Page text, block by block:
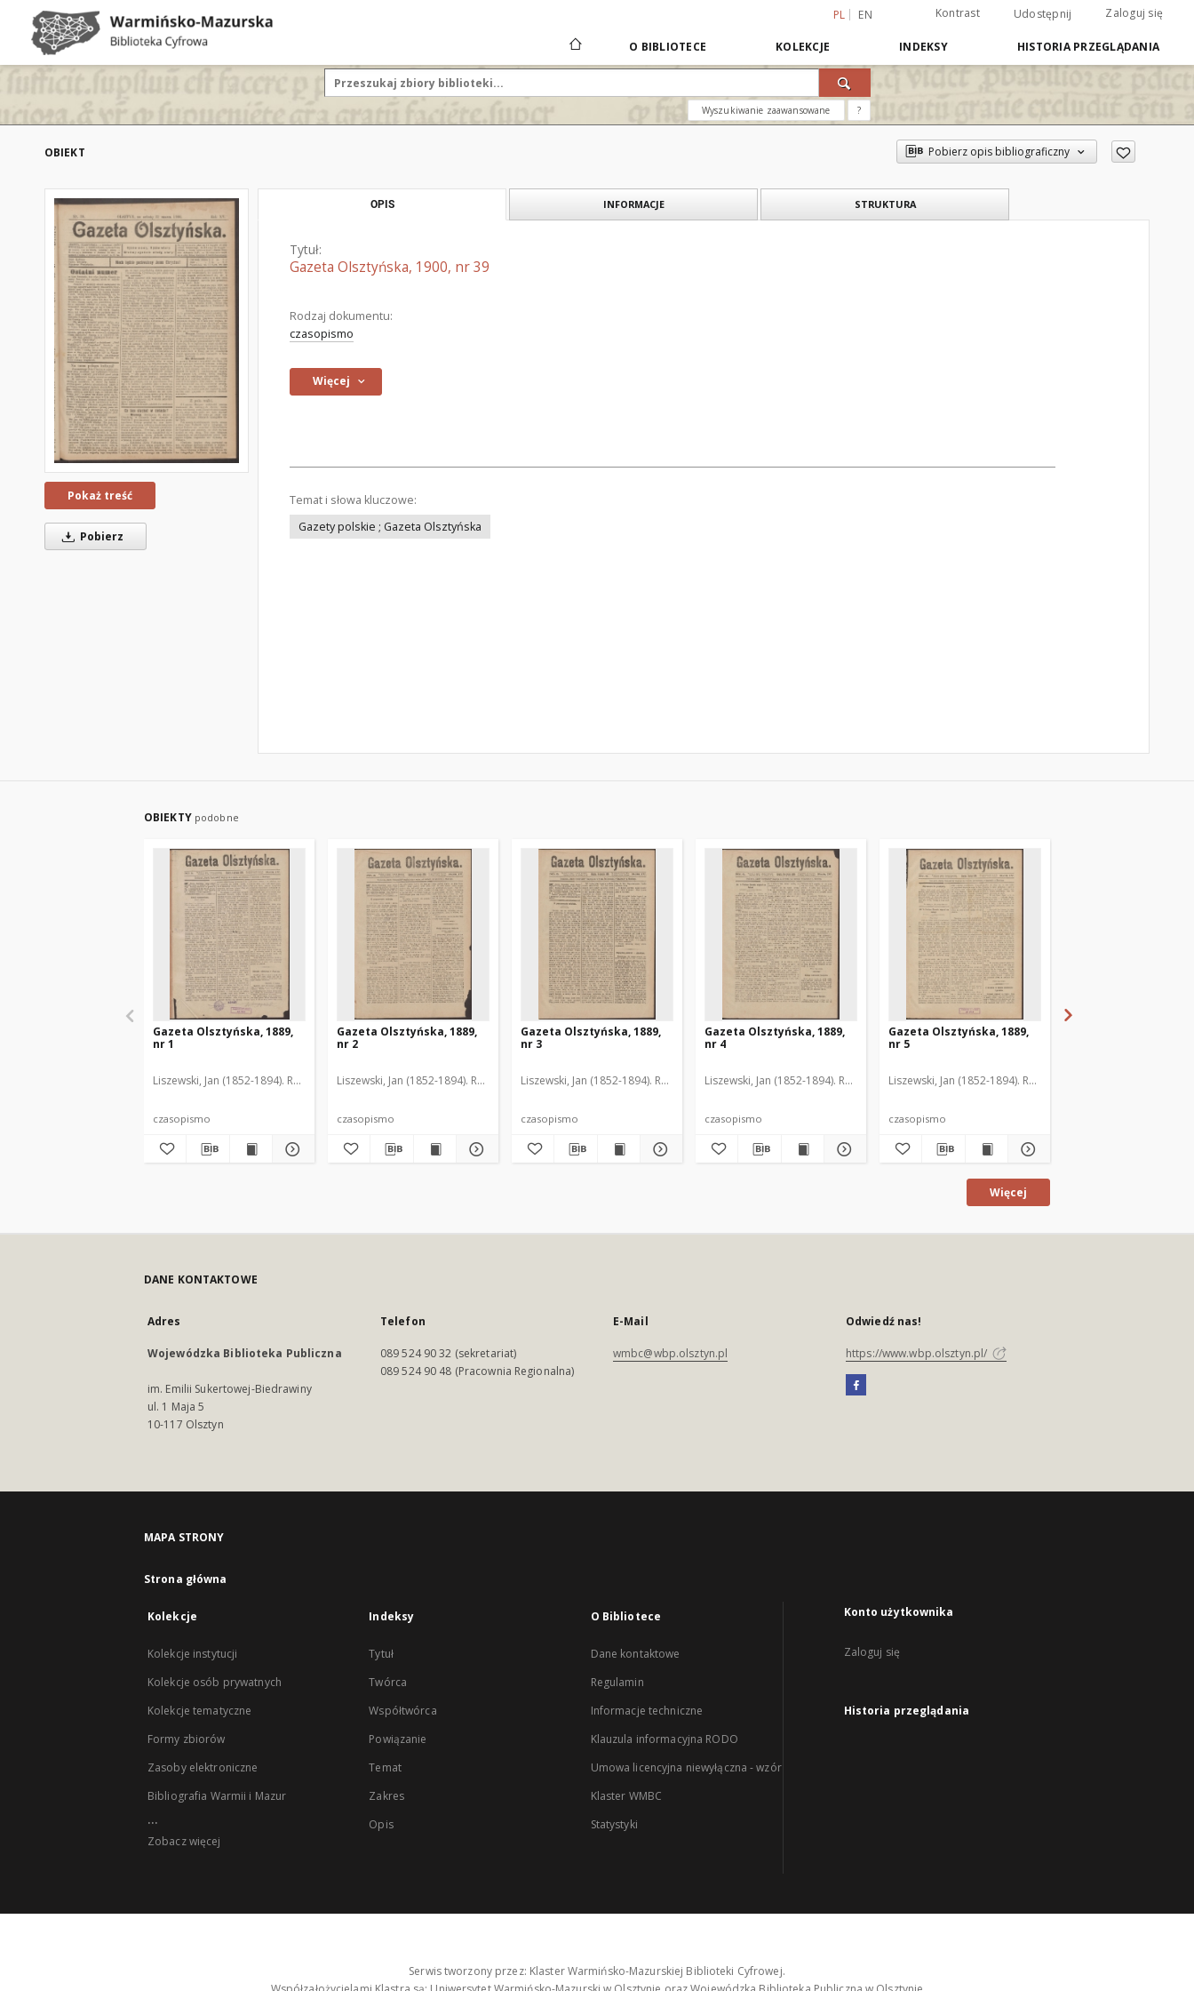
PL EN Kontrast Udostępnij Zaloguj się
O BIBLIOTECE KOLEKCJE INDEKSY HISTORIA PRZEGLĄDANIA
Wyszukiwanie zaawansowane ?
OBIEKT Pobierz opis bibliograficzny
Pokaż treść
Pobierz
OPIS INFORMACJE STRUKTURA
Tytuł:
Gazeta Olsztyńska, 1900, nr 39
Rodzaj dokumentu:
czasopismo
Więcej
Temat i słowa kluczowe:
Gazety polskie ; Gazeta Olsztyńska
OBIEKTY podobne
Gazeta Olsztyńska, 1889,
nr 1
Liszewski, Jan (1852-1894). Red.
czasopismo
Gazeta Olsztyńska, 1889,
nr 2
Liszewski, Jan (1852-1894). Red.
czasopismo
Gazeta Olsztyńska, 1889,
nr 3
Liszewski, Jan (1852-1894). Red.
czasopismo
Gazeta Olsztyńska, 1889,
nr 4
Liszewski, Jan (1852-1894). Red.
czasopismo
Gazeta Olsztyńska, 1889,
nr 5
Liszewski, Jan (1852-1894). Red.
czasopismo
Więcej
DANE KONTAKTOWE
Adres
Wojewódzka Biblioteka Publiczna
im. Emilii Sukertowej-Biedrawiny
ul. 1 Maja 5
10-117 Olsztyn
Telefon
089 524 90 32 (sekretariat)
089 524 90 48 (Pracownia Regionalna)
E-Mail
wmbc@wbp.olsztyn.pl
Odwiedź nas!
https://www.wbp.olsztyn.pl/
MAPA STRONY
Strona główna
Kolekcje
Kolekcje instytucji
Kolekcje osób prywatnych
Kolekcje tematyczne
Formy zbiorów
Zasoby elektroniczne
Bibliografia Warmii i Mazur
...
Zobacz więcej
Indeksy
Tytuł
Twórca
Współtwórca
Powiązanie
Temat
Zakres
Opis
O Bibliotece
Dane kontaktowe
Regulamin
Informacje techniczne
Klauzula informacyjna RODO
Umowa licencyjna niewyłączna - wzór
Klaster WMBC
Statystyki
Konto użytkownika
Zaloguj się
Historia przeglądania
Serwis tworzony przez: Klaster Warmińsko-Mazurskiej Biblioteki Cyfrowej.